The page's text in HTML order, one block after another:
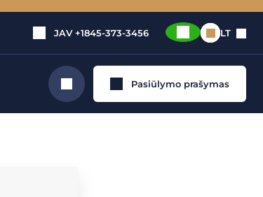
JAV +1845-373-3456 LT
Ieškoti Pasiūlymo prašymas